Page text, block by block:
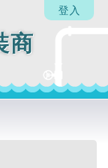
商
登入